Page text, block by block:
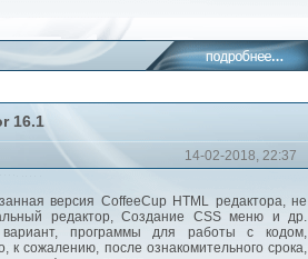
16.1
14-02-2018, 22:37
версия CoffeeCup HTML редактора, не
редактор, Создание CSS меню и др.
вариант, программы для работы с кодом,
сожалению, после ознакомительного срока,